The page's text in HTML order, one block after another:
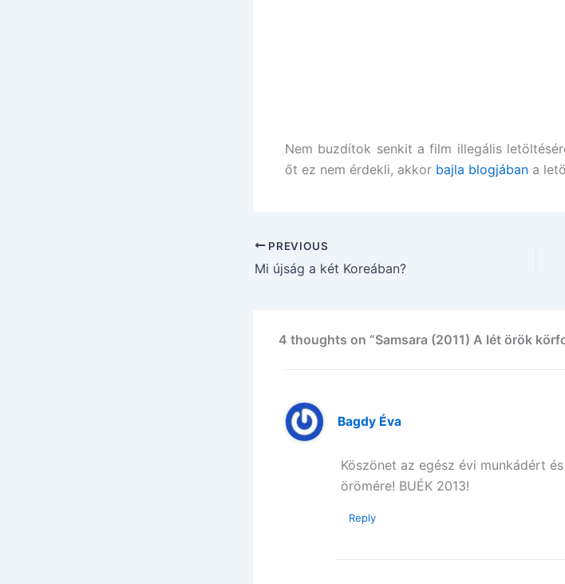
Nem buzdítok senkit a film illegális
őt ez nem érdekli, akkor bajla blogjában a
PREVIOUS
Mi újság a két Koreában?
4 thoughts on “Samsara (2011) A lét örök
Bagdy Éva
Köszönet az egész évi munkádért
örömére! BUÉK 2013!
Reply